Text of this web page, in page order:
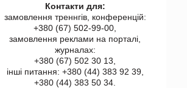
Контакти для:
замовлення треннгів, конференцій:
+380 (67) 502-99-00,
замовлення реклами на порталі,
журналах:
+380 (67) 502 30 13,
інші питання: +380 (44) 383 92 39,
+380 (44) 383 50 34.